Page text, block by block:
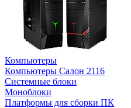
Компьютеры
Компьютеры Салон 2116
Системные блоки
Моноблоки
Платформы для сборки ПК